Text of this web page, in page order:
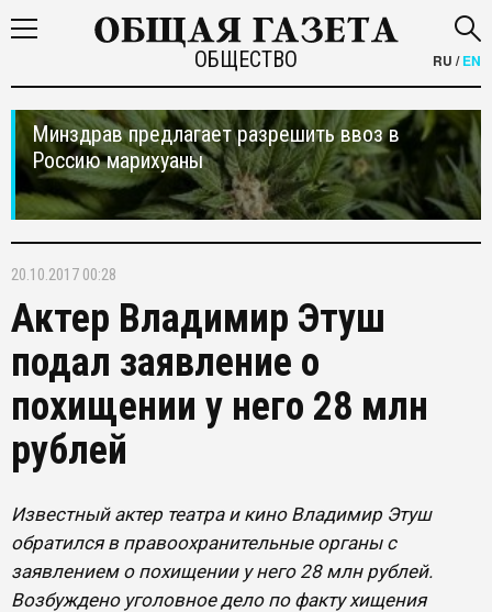
ОБЩЕСТВО RU /EN
Минздрав предлагает разрешить ввоз в
Россию марихуаны
20.10.2017 00:28
Актер Владимир Этуш
подал заявление о
похищении у него 28 млн
рублей
Известный актер театра и кино Владимир Этуш
обратился в правоохранительные органы с
заявлением о похищении у него 28 млн рублей.
Возбуждено уголовное дело по факту хищения